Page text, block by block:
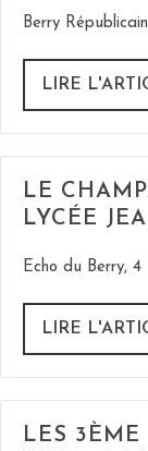
Berry
LIRE
LE
LYCÉE
Echo du Berry, 4
LIRE
LES 3ÈME